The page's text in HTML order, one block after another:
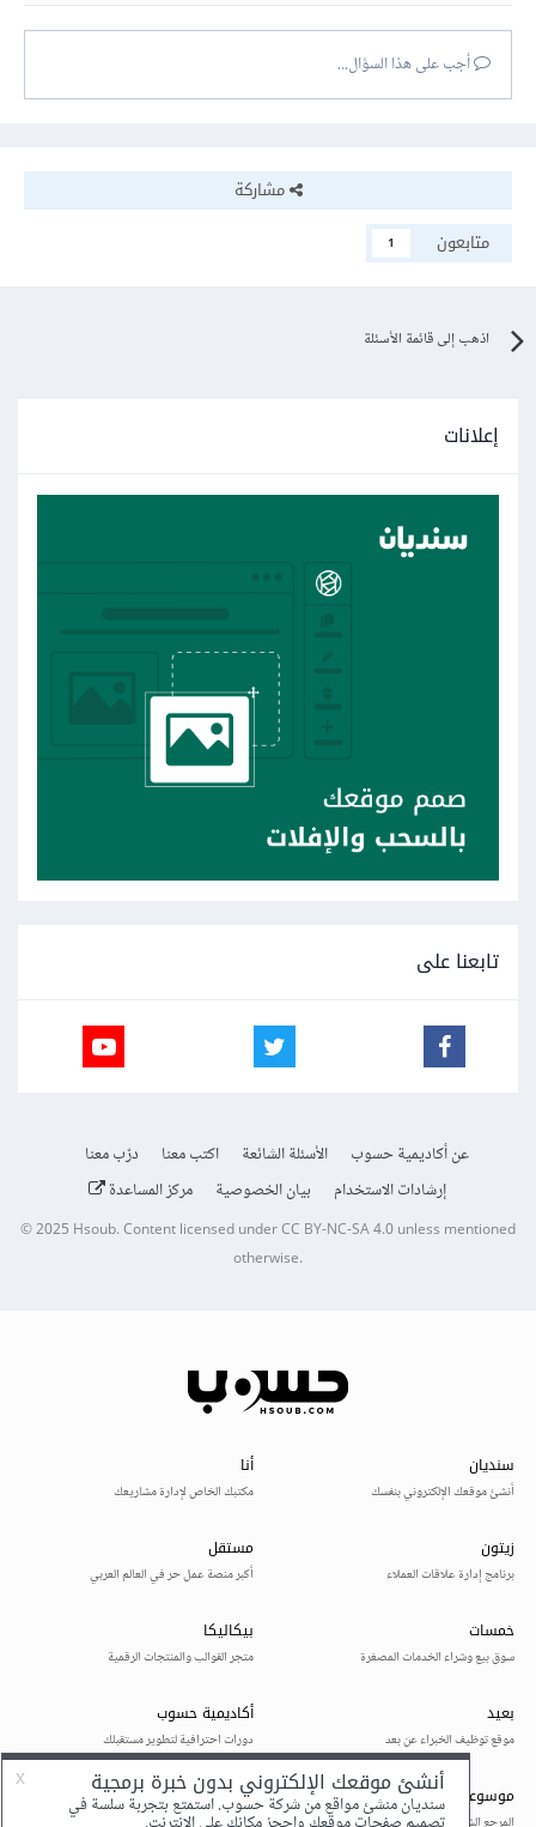
أجب على هذا السؤال...
مشاركة
متابعون
1
اذهب إلى قائمة الأسئلة
إعلانات
تابعنا على
عن أكاديمية حسوب الأسئلة الشائعة اكتب معنا
درّب معنا
إرشادات الاستخدام
بيان الخصوصية مركز المساعدة
© 2025Hsoub.Content licensed underCC BY-NC-SA 4.0unless mentioned
otherwise.